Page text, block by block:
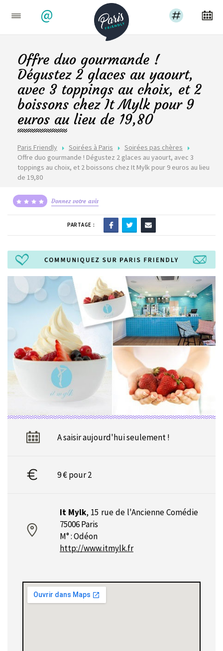
@
Paris Friendly Soirées à Paris
Soirées pas chères
Offre duo gourmande ! Dégustez 2 glaces au yaourt, avec 3
toppings au choix, et 2 boissons chez It Mylk pour 9 euros au lieu
de 19,80
Offre duo gourmande !
Dégustez 2 glaces au yaourt,
avec 3 toppings au choix, et 2
boissons chez It Mylk pour 9
euros au lieu de 19,80
Donnez votre avis
PARTAGE :
A saisir aujourd'hui seulement !
9 € pour 2
It Mylk, 15 rue de l'Ancienne Comédie
75006 Paris
M° : Odéon
http://www.itmylk.fr